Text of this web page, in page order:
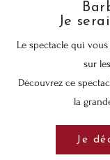
Je
Le spectacle qui
sur
Découvrez ce
la
Je